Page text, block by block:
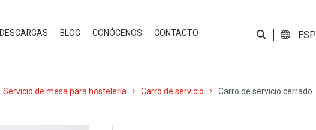
DESCARGAS BLOG CONÓCENOS CONTACTO ESP
Servicio de mesa para hostelería Carro de servicio Carro de servicio cerrado